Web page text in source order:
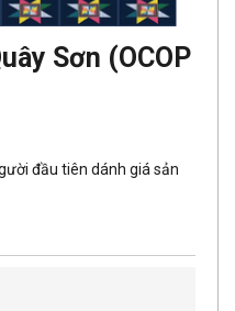
Sơn (OCOP
đầu tiên dánh giá sản